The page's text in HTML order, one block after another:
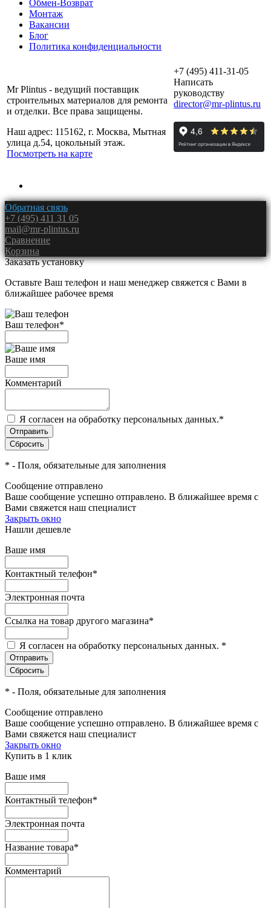
Обмен-Возврат
Монтаж
Вакансии
Блог
Политика конфиденциальности
Mr Plintus - ведущий поставщик
строительных материалов для ремонта
и отделки. Все права защищены.
Наш адрес: 115162, г. Москва, Мытная
улица д.54, цокольный этаж.
Посмотреть на карте
+7 (495) 411-31-05
Написать
руководству
director@mr-plintus.ru
Обратная связь
+7 (495) 411 31 05
mail@mr-plintus.ru
Сравнение
Корзина
Заказать установку
Оставьте Ваш телефон и наш менеджер свяжется с Вами в
ближайшее рабочее время
Ваш телефон*
Ваше имя
Комментарий
Я согласен на обработку персональных данных.*
* - Поля, обязательные для заполнения
Сообщение отправлено
Ваше сообщение успешно отправлено. В ближайшее время с
Вами свяжется наш специалист
Закрыть окно
Нашли дешевле
Ваше имя
Контактный телефон*
Электронная почта
Ссылка на товар другого магазина*
Я согласен на обработку персональных данных. *
* - Поля, обязательные для заполнения
Сообщение отправлено
Ваше сообщение успешно отправлено. В ближайшее время с
Вами свяжется наш специалист
Закрыть окно
Купить в 1 клик
Ваше имя
Контактный телефон*
Электронная почта
Название товара*
Комментарий